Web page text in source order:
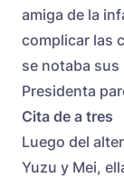
amiga de la
complicar las
se notaba
Presidenta
Cita de a tres
Luego del
Yuzu y Mei,